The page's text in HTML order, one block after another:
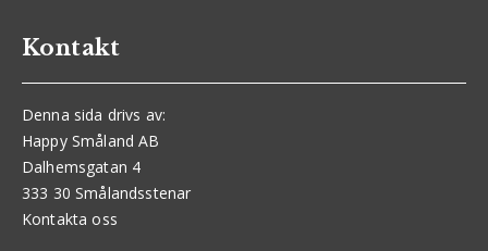
Kontakt
Denna sida drivs av:
Happy Småland AB
Dalhemsgatan 4
333 30 Smålandsstenar
Kontakta oss